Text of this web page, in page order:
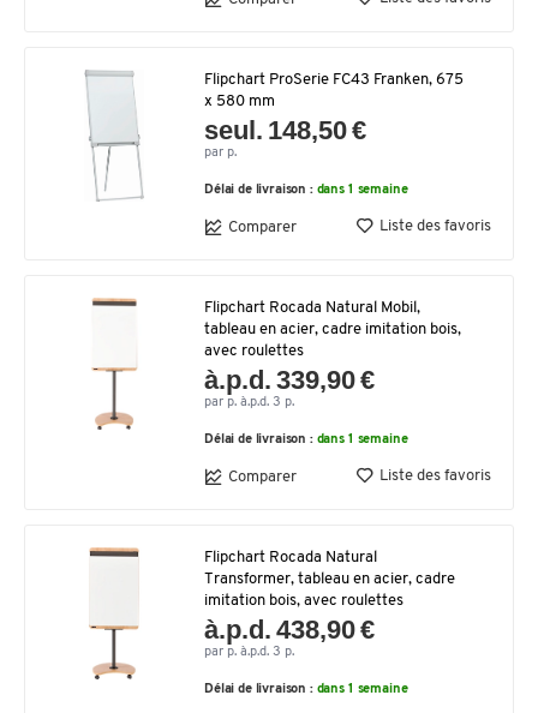
Flipchart ProSerie FC43 Franken, 675
x 580 mm
seul. 148,50 €
par p.
Délai de livraison : dans 1 semaine
Comparer Liste des favoris
Flipchart Rocada Natural Mobil,
tableau en acier, cadre imitation bois,
avec roulettes
à.p.d. 339,90 €
par p. à.p.d. 3 p.
Délai de livraison : dans 1 semaine
Comparer Liste des favoris
Flipchart Rocada Natural
Transformer, tableau en acier, cadre
imitation bois, avec roulettes
à.p.d. 438,90 €
par p. à.p.d. 3 p.
Délai de livraison : dans 1 semaine